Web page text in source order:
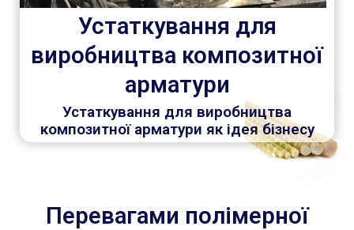
Устаткування для
виробництва композитної
арматури
Устаткування для виробництва
композитної арматури як ідея бізнесу
Перевагами полімерної